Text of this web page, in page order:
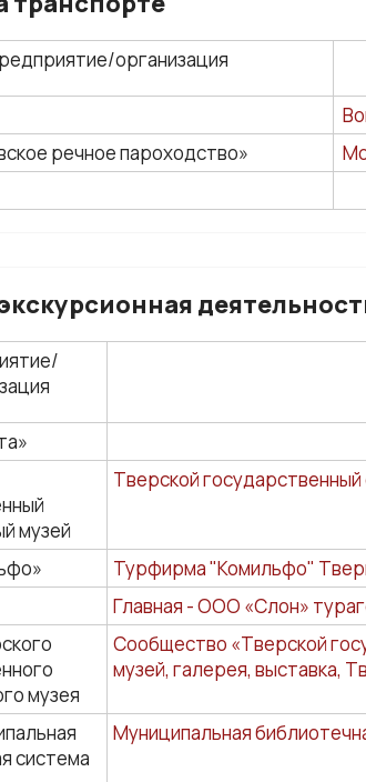
организация
речное пароходство»
музей
Тверской
Турфирма "Комильфо"
Главная - ООО «Слон»
музея
Сообщество «Тверской
музей, галерея, выставка,
система
Муниципальная